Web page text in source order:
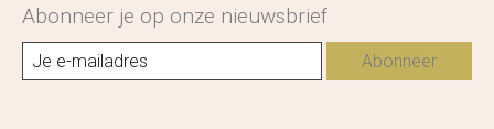
Abonneer je op onze nieuwsbrief
Abonneer